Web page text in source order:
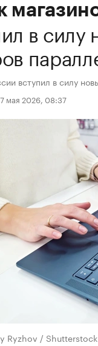
в
вступил в силу
мая 2026, 08:37
Ryzhov /